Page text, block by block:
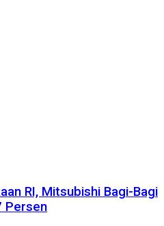
RI, Mitsubishi Bagi-Bagi
Persen